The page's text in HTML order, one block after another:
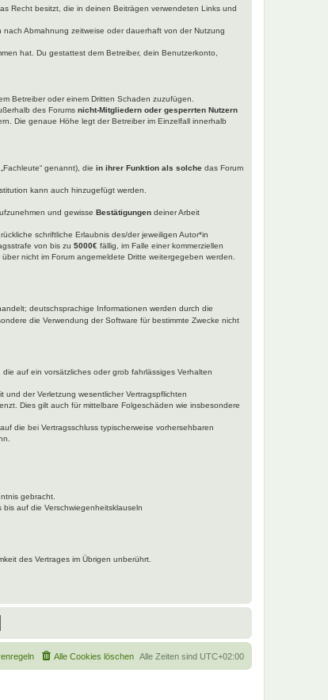
Recht besitzt, die in deinen Beiträgen verwendeten Links und
Abmahnung zeitweise oder dauerhaft von der Nutzung
hat. Du gestattest dem Betreiber, dein Benutzerkonto,
Betreiber oder einem Dritten Schaden zuzufügen.
des Forums nicht-Mitgliedern oder gesperrten Nutzern
Die genaue Höhe legt der Betreiber im Einzelfall innerhalb
genannt), die in ihrer Funktion als solche das Forum
kann auch hinzugefügt werden.
und gewisse Bestätigungen deiner Arbeit
schriftliche Erlaubnis des/der jeweiligen Autor*in
von bis zu 5000€ fällig, im Falle einer kommerziellen
nicht im Forum angemeldete Dritte weitergegeben werden.
deutschsprachige Informationen werden durch die
die Verwendung der Software für bestimmte Zwecke nicht
auf ein vorsätzliches oder grob fahrlässiges Verhalten
der Verletzung wesentlicher Vertragspflichten
Dies gilt auch für mittelbare Folgeschäden wie insbesondere
die bei Vertragsschluss typischerweise vorhersehbaren
gebracht.
auf die Verschwiegenheitsklauseln
des Vertrages im Übrigen unberührt.
Alle Zeiten sind UTC+02:00
Alle Cookies löschen